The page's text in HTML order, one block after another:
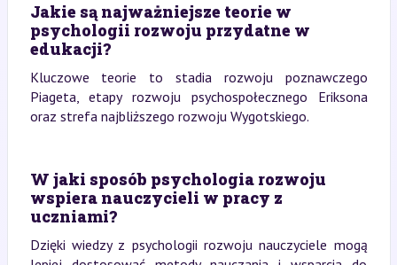
Jakie są najważniejsze teorie w
psychologii rozwoju przydatne w
edukacji?
Kluczowe teorie to stadia rozwoju poznawczego
Piageta, etapy rozwoju psychospołecznego Eriksona
oraz strefa najbliższego rozwoju Wygotskiego.
W jaki sposób psychologia rozwoju
wspiera nauczycieli w pracy z
uczniami?
Dzięki wiedzy z psychologii rozwoju nauczyciele mogą